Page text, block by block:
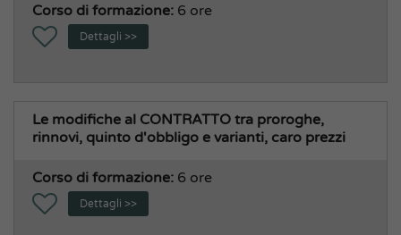
Corso di formazione: 6 ore
Dettagli >>
Le modifiche al CONTRATTO tra proroghe,
rinnovi, quinto d'obbligo e varianti, caro prezzi
Corso di formazione: 6 ore
Dettagli >>